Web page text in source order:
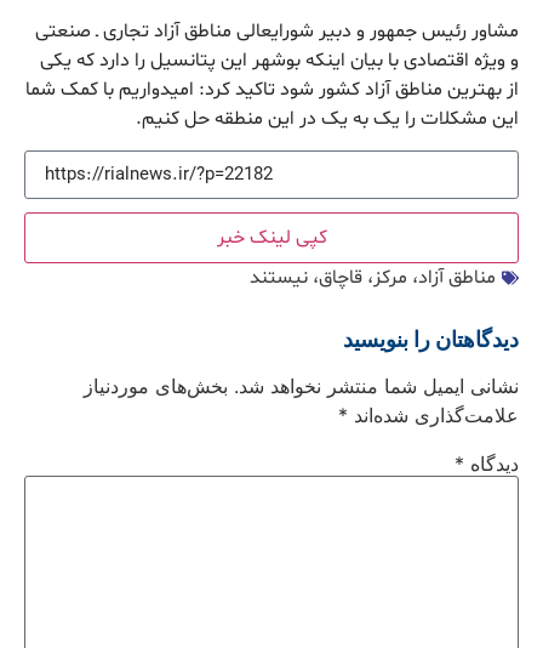
مشاور رئیس جمهور و دبیر شورایعالی مناطق آزاد تجاری ـ صنعتی
و ویژه اقتصادی با بیان اینکه بوشهر این پتانسیل را دارد که یکی
از بهترین مناطق آزاد کشور شود تاکید کرد: امیدواریم با کمک شما
این مشکلات را یک به یک در این منطقه حل کنیم.
کپی لینک خبر
مناطق آزاد، مرکز، قاچاق، نیستند
دیدگاهتان را بنویسید
نشانی ایمیل شما منتشر نخواهد شد. بخش‌های موردنیاز
علامت‌گذاری شده‌اند *
دیدگاه *